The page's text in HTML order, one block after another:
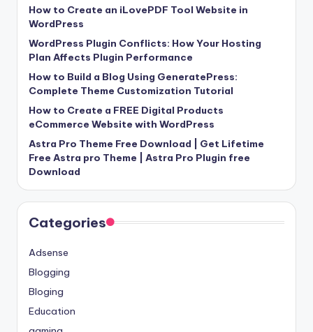
How to Create an iLovePDF Tool Website in
WordPress
WordPress Plugin Conflicts: How Your Hosting
Plan Affects Plugin Performance
How to Build a Blog Using GeneratePress:
Complete Theme Customization Tutorial
How to Create a FREE Digital Products
eCommerce Website with WordPress
Astra Pro Theme Free Download | Get Lifetime
Free Astra pro Theme | Astra Pro Plugin free
Download
Categories
Adsense
Blogging
Bloging
Education